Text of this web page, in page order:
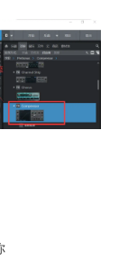
的浏览器，点
效果器，将其拖